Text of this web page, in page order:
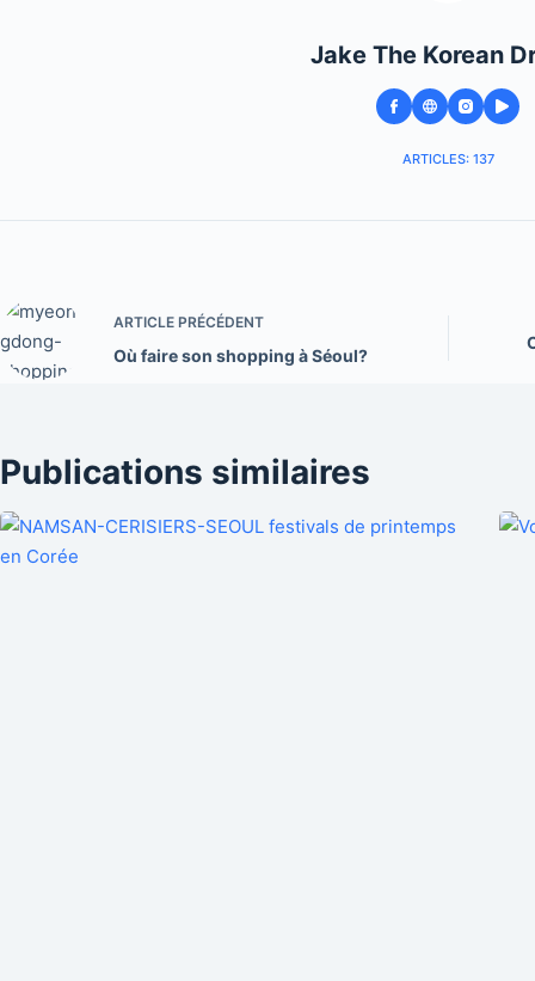
Jake The Korean
ARTICLES: 137
ARTICLE PRÉCÉDENT
Où faire son shopping à Séoul?
Publications similaires